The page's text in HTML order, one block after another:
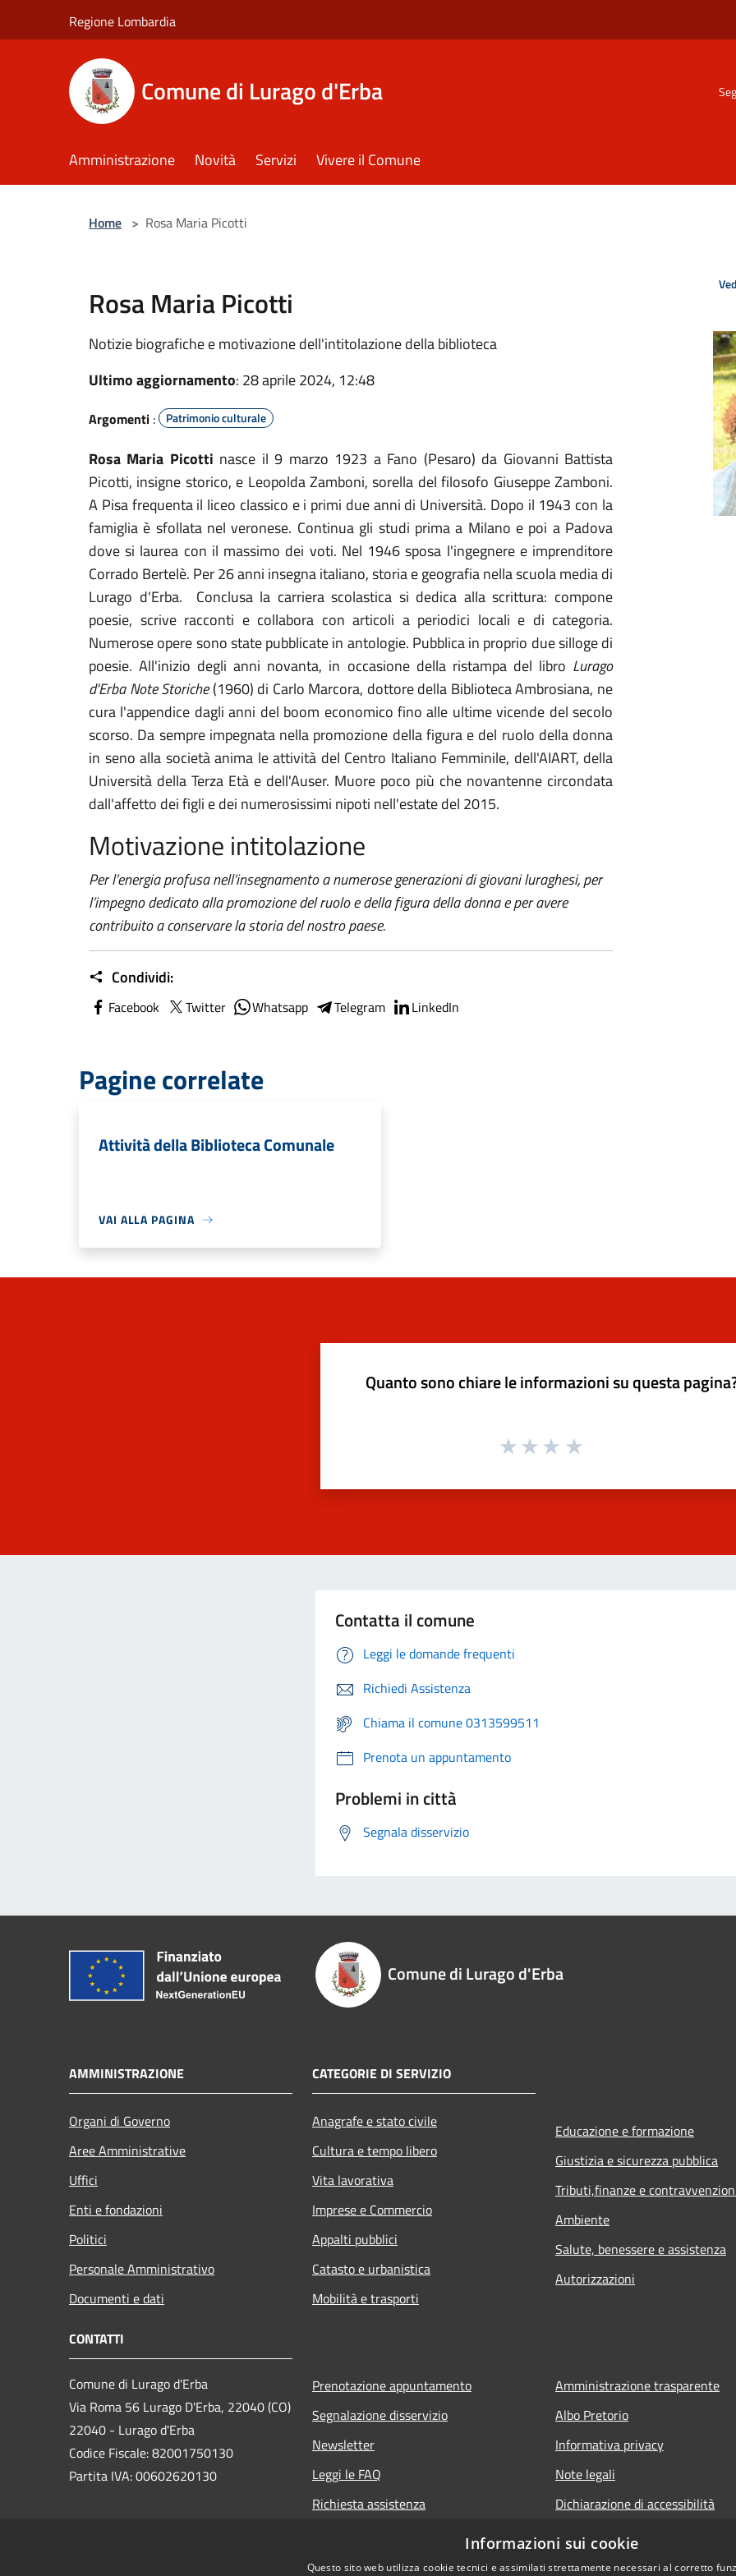
Regione Lombardia
Comune di Lurago d'Erba
Amministrazione Novità Servizi Vivere il Comune
Home > Rosa Maria Picotti
Rosa Maria Picotti
Notizie biografiche e motivazione dell'intitolazione della biblioteca
Ultimo aggiornamento: 28 aprile 2024, 12:48
Argomenti : Patrimonio culturale
Rosa Maria Picotti nasce il 9 marzo 1923 a Fano (Pesaro) da Giovanni Battista
Picotti, insigne storico, e Leopolda Zamboni, sorella del filosofo Giuseppe Zamboni.
A Pisa frequenta il liceo classico e i primi due anni di Università. Dopo il 1943 con la
famiglia è sfollata nel veronese. Continua gli studi prima a Milano e poi a Padova
dove si laurea con il massimo dei voti. Nel 1946 sposa l'ingegnere e imprenditore
Corrado Bertelè. Per 26 anni insegna italiano, storia e geografia nella scuola media di
Lurago d'Erba. Conclusa la carriera scolastica si dedica alla scrittura: compone
poesie, scrive racconti e collabora con articoli a periodici locali e di categoria.
Numerose opere sono state pubblicate in antologie. Pubblica in proprio due silloge di
poesie. All'inizio degli anni novanta, in occasione della ristampa del libro Lurago
d'Erba Note Storiche(1960) di Carlo Marcora, dottore della Biblioteca Ambrosiana, ne
cura l'appendice dagli anni del boom economico fino alle ultime vicende del secolo
scorso. Da sempre impegnata nella promozione della figura e del ruolo della donna
in seno alla società anima le attività del Centro Italiano Femminile, dell'AIART, della
Università della Terza Età e dell'Auser. Muore poco più che novantenne circondata
dall'affetto dei figli e dei numerosissimi nipoti nell'estate del 2015.
Motivazione intitolazione
Per l’energia profusa nell’insegnamento a numerose generazioni di giovani luraghesi, per
l’impegno dedicato alla promozione del ruolo e della figura della donna e per avere
contribuito a conservare la storia del nostro paese.
Condividi:
Facebook Twitter Whatsapp Telegram LinkedIn
Pagine correlate
Attività della Biblioteca Comunale
VAI ALLA PAGINA
Quanto sono chiare le informazioni su questa
Contatta il comune
Leggi le domande frequenti
Richiedi Assistenza
Chiama il comune 0313599511
Prenota un appuntamento
Problemi in città
Segnala disservizio
Comune di Lurago d'Erba
AMMINISTRAZIONE
Organi di Governo
Aree Amministrative
Uffici
Enti e fondazioni
Politici
Personale Amministrativo
Documenti e dati
CATEGORIE DI SERVIZIO
Anagrafe e stato civile
Cultura e tempo libero
Vita lavorativa
Imprese e Commercio
Appalti pubblici
Catasto e urbanistica
Mobilità e trasporti
Educazione e formazione
Giustizia e sicurezza pubblica
Tributi,finanze e
Ambiente
Salute, benessere e assistenza
Autorizzazioni
CONTATTI
Comune di Lurago d'Erba
Via Roma 56 Lurago D'Erba, 22040 (CO)
22040 - Lurago d'Erba
Codice Fiscale: 82001750130
Partita IVA: 00602620130
Prenotazione appuntamento
Segnalazione disservizio
Newsletter
Leggi le FAQ
Richiesta assistenza
Amministrazione trasparente
Albo Pretorio
Informativa privacy
Note legali
Dichiarazione di accessibilità
Informazioni sui cookie
Questo sito web utilizza cookie tecnici e assimilati strettamente necessari al corretto